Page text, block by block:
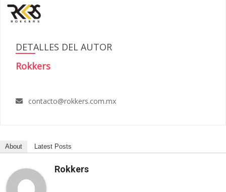
DETALLES DEL AUTOR
Rokkers
contacto@rokkers.com.mx
About Latest Posts
Rokkers